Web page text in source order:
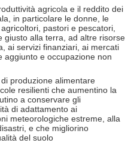
agricola e il reddito dei
in particolare le donne, le
pastori e pescatori,
giusto alla terra, ad altre risorse
ai servizi finanziari, ai mercati
aggiunto e occupazione non
produzione alimentare
resilienti che aumentino la
a conservare gli
di adattamento ai
meteorologiche estreme, alla
e che migliorino
del suolo